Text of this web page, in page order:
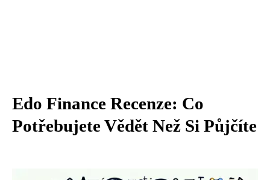
Edo Finance Recenze: Co
Potřebujete Vědět Než Si Půjčíte